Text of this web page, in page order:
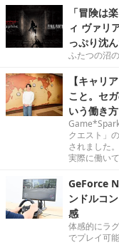
「冒険は
ィ ヴァリ
っぷり沈
ふたつの沼
【キャリ
こと。セ
いう働き方
クエスト」
されました
実際に働い
GeForce
ンドルコ
感
体感的にラ
でプレイ可能